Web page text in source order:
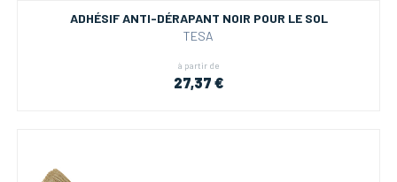
ADHÉSIF ANTI-DÉRAPANT NOIR POUR LE SOL
TESA
à partir de
27,37 €